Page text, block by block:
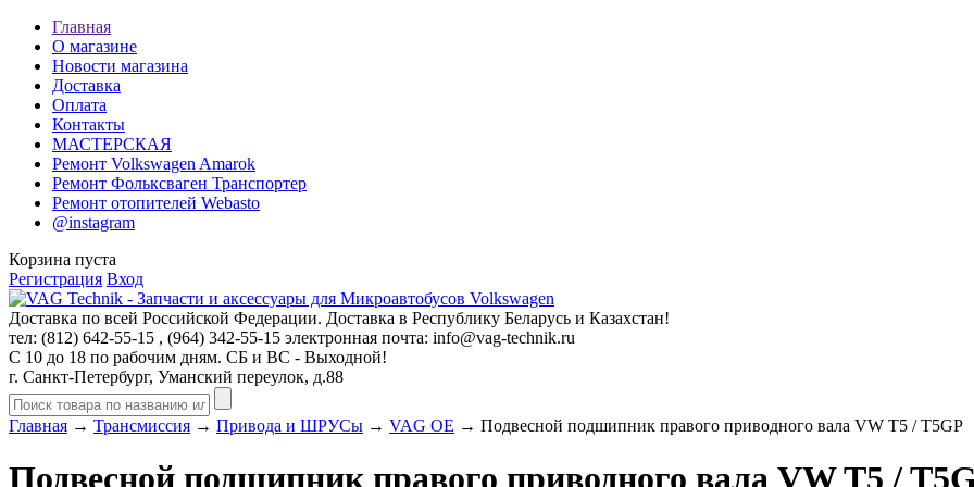
Главная
О магазине
Новости магазина
Доставка
Оплата
Контакты
МАСТЕРСКАЯ
Ремонт Volkswagen Amarok
Ремонт Фольксваген Транспортер
Ремонт отопителей Webasto
@instagram
Корзина пуста
Регистрация Вход
Доставка по всей Российской Федерации. Доставка в Республику Беларусь и Казахстан!
тел: (812) 642-55-15 , (964) 342-55-15 электронная почта: info@vag-technik.ru
С 10 до 18 по рабочим дням. СБ и ВС - Выходной!
г. Санкт-Петербург, Уманский переулок, д.88
Главная → Трансмиссия → Привода и ШРУСы → VAG OE → Подвесной подшипник правого приводного вала VW T5 / T5GP
Подвесной подшипник правого приводного вала VW T5 /